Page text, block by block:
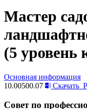
Мастер
(5 уровень
Основная информация
10.00500.07
Скачать
Совет по